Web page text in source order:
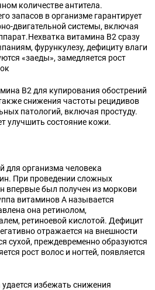
количестве антитела.
запасов в организме гарантирует
двигательной системы, включая
витамина B2 сразу
фурункулезу, дефициту влаги
«заеды», замедляется рост
B2 для купирования обострений
снижения частоты рецидивов
патологий, включая простуду.
улучшить состояние кожи.
организма человека
При проведении сложных
впервые был получен из моркови
витаминов А называется
она ретинолом,
ретиноевой кислотой. Дефицит
отражается на внешности
сухой, преждевременно образуются
рост волос и ногтей, появляется
избежать снижения